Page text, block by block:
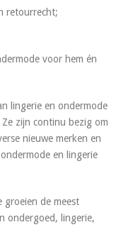
retourrecht;
voor hem én
lingerie en ondermode
zijn continu bezig om
nieuwe merken en
en lingerie
groeien de meest
ondergoed, lingerie,